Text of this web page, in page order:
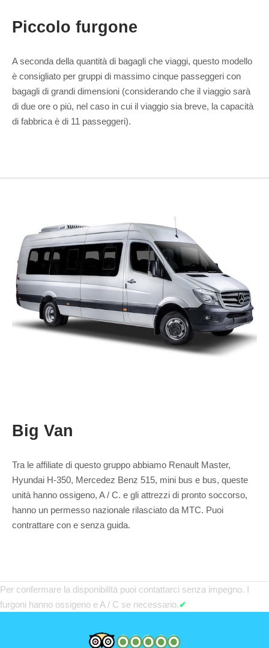
Piccolo furgone
A seconda della quantità di bagagli che viaggi, questo modello
è consigliato per gruppi di massimo cinque passeggeri con
bagagli di grandi dimensioni (considerando che il viaggio sarà
di due ore o più, nel caso in cui il viaggio sia breve, la capacità
di fabbrica è di 11 passeggeri).
Big Van
Tra le affiliate di questo gruppo abbiamo Renault Master,
Hyundai H-350, Mercedez Benz 515, mini bus e bus, queste
unità hanno ossigeno, A / C. e gli attrezzi di pronto soccorso,
hanno un permesso nazionale rilasciato da MTC. Puoi
contrattare con e senza guida.
Per confermare la disponibilità puoi contattarci senza impegno. I
furgoni hanno ossigeno e A / C se necessario.✔